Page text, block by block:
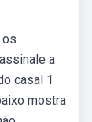
os
a
casal 1
mostra